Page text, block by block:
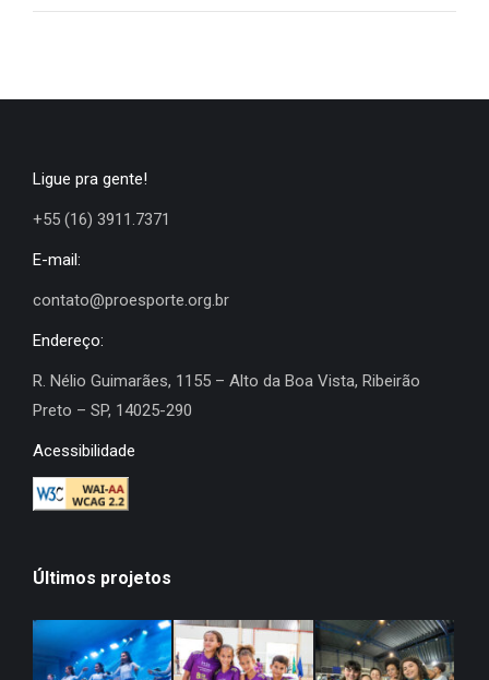
Ligue pra gente!
+55 (16) 3911.7371
E-mail:
contato@proesporte.org.br
Endereço:
R. Nélio Guimarães, 1155 – Alto da Boa Vista, Ribeirão
Preto – SP, 14025-290
Acessibilidade
Últimos projetos